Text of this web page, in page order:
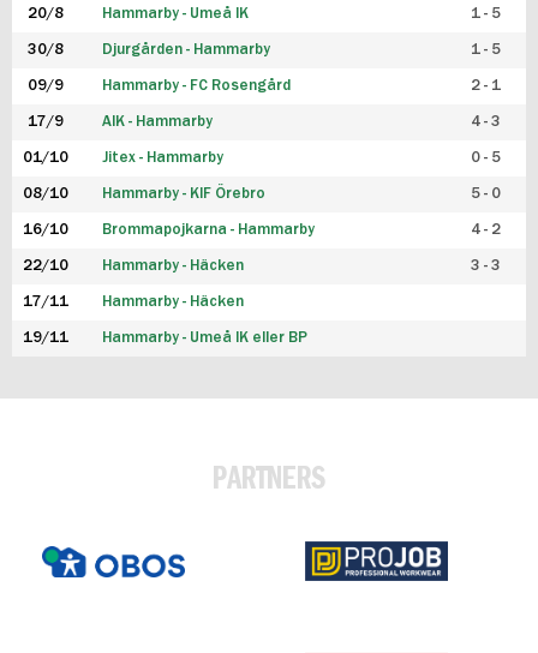
20/8 Hammarby - Umeå IK 1 - 5
30/8 Djurgården - Hammarby 1 - 5
09/9 Hammarby - FC Rosengård 2 - 1
17/9 AIK - Hammarby 4 - 3
01/10 Jitex - Hammarby 0 - 5
08/10 Hammarby - KIF Örebro 5 - 0
16/10 Brommapojkarna - Hammarby 4 - 2
22/10 Hammarby - Häcken 3 - 3
17/11 Hammarby - Häcken
19/11 Hammarby - Umeå IK eller BP
PARTNERS